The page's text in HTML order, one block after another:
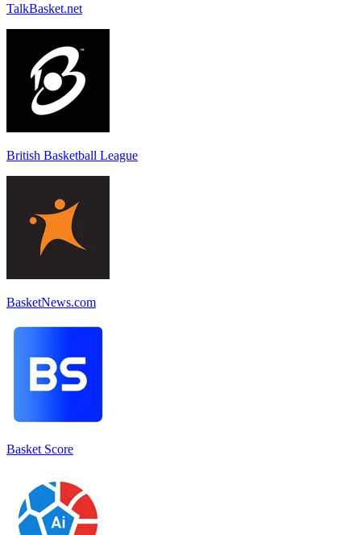
TalkBasket.net
British Basketball League
BasketNews.com
Basket Score